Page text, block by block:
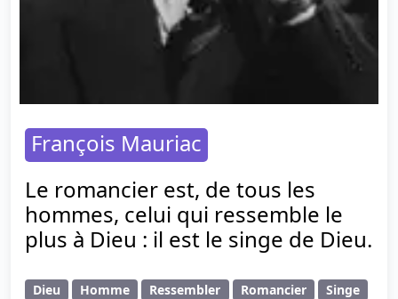
François Mauriac
Le romancier est, de tous les
hommes, celui qui ressemble le
plus à Dieu : il est le singe de Dieu.
Dieu Homme Ressembler Romancier Singe